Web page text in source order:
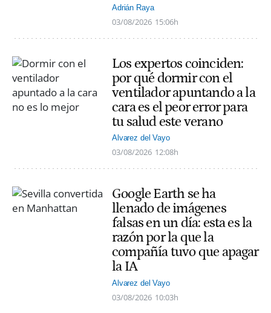
Adrián Raya
03/08/2026 15:06h
Los expertos coinciden:
por qué dormir con el
ventilador apuntando a la
cara es el peor error para
tu salud este verano
Alvarez del Vayo
03/08/2026 12:08h
Google Earth se ha
llenado de imágenes
falsas en un día: esta es la
razón por la que la
compañía tuvo que apagar
la IA
Alvarez del Vayo
03/08/2026 10:03h